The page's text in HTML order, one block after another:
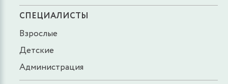
СПЕЦИАЛИСТЫ
Взрослые
Детские
Администрация